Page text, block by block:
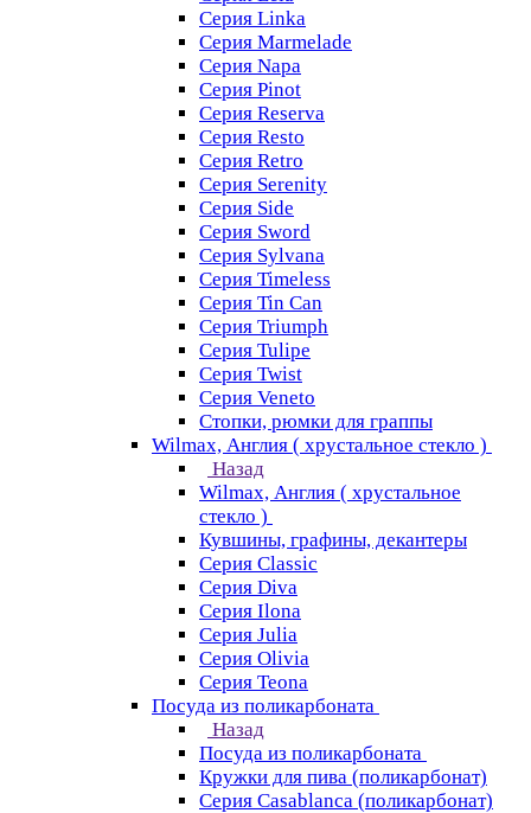
Серия Linka
Серия Marmelade
Серия Napa
Серия Pinot
Серия Reserva
Серия Resto
Серия Retro
Серия Serenity
Серия Side
Серия Sword
Серия Sуlvana
Серия Timeless
Серия Tin Can
Серия Triumph
Серия Tulipe
Серия Twist
Серия Veneto
Стопки, рюмки для граппы
Wilmax, Англия ( хрустальное стекло )
Назад
Wilmax, Англия ( хрустальное
стекло )
Кувшины, графины, декантеры
Серия Classic
Серия Diva
Серия Ilona
Серия Julia
Серия Olivia
Серия Teona
Посуда из поликарбоната
Назад
Посуда из поликарбоната
Кружки для пива (поликарбонат)
Серия Casablanсa (поликарбонат)